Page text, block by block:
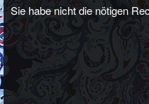
Sie habe nicht die nötigen